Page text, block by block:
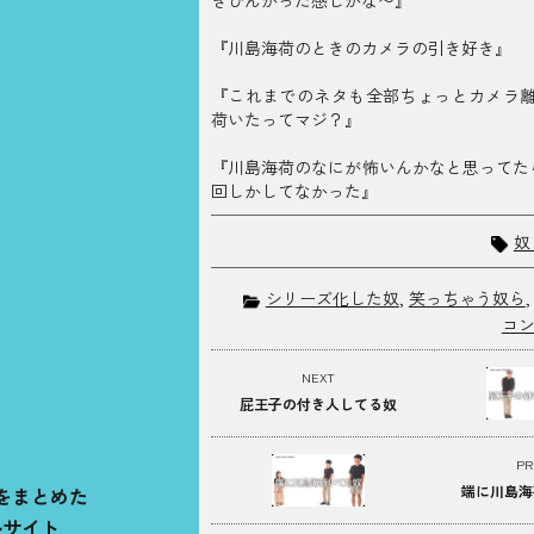
まとめた
イト
『川島海荷のときのカメラの引き好き』
『これまでのネタも全部ちょっとカメラ
荷いたってマジ？』
『川島海荷のなにが怖いんかなと思って
回しかしてなかった』
シリーズ化した奴, 笑っちゃう奴ら,
コ
端に川島
NEXT
屁王子の付き人してる奴